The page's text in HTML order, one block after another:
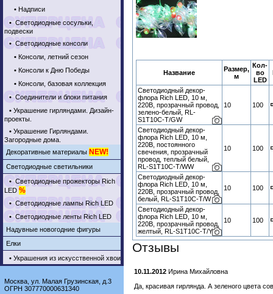
• Надписи
•Светодиодные сосульки,
подвески
•Светодиодные консоли
• Консоли, летний сезон
• Консоли к Дню Победы
• Консоли, базовая коллекция
•Соединители и блоки питания
• Украшение гирляндами. Дизайн-
проекты.
• Украшение Гирляндами.
Загородные дома.
Декоративные материалы NEW!
Светодиодные светильники
•Светодиодные прожекторы Rich
LED %
•Светодиодные лампы Rich LED
•Светодиодные ленты Rich LED
Надувные новогодние фигуры
Елки
• Украшения из искусственной хвои
Москва, ул. Малая Грузинская, д.3
ОГРН 307770000631340
Название
Размер,
м
Кол-
во
LED
Светодиодный декор-
флора Rich LED, 10 м,
220В, прозрачный провод,
зелено-белый, RL-
S1T10C-T/GW
10 100
Светодиодный декор-
флора Rich LED, 10 м,
220В, постоянного
свечения, прозрачный
провод, теплый белый,
RL-S1T10C-T/WW
10 100
Светодиодный декор-
флора Rich LED, 10 м,
220В, прозрачный провод,
белый, RL-S1T10C-T/W
10 100
Светодиодный декор-
флора Rich LED, 10 м,
220В, прозрачный провод,
желтый, RL-S1T10C-T/Y
10 100
Отзывы
10.11.2012 Ирина Михайловна
Да, красивая гирлянда. А зеленого цвета